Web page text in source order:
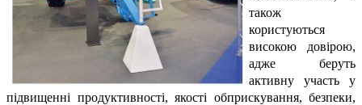
також
користуються
високою довірою,
адже беруть
активну участь у
підвищенні продуктивності, якості обприскування, безпеки,